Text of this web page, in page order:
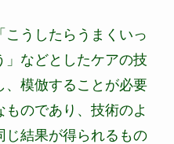
こうしたらうまくいっ
」などとしたケアの技
、模倣することが必要
のであり、技術のよ
じ結果が得られるもの